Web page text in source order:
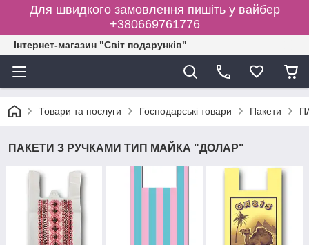
Для швидкого замовлення пишіть у вайбер
+380669761776
Інтернет-магазин "Світ подарунків"
Товари та послуги Господарські товари Пакети
ПАКЕТИ З РУЧКАМИ ТИП МАЙКА "ДОЛАР"